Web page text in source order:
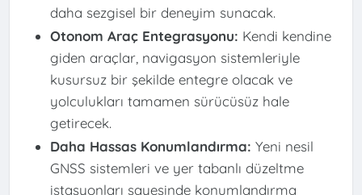
daha sezgisel bir deneyim sunacak.
Otonom Araç Entegrasyonu: Kendi kendine
giden araçlar, navigasyon sistemleriyle
kusursuz bir şekilde entegre olacak ve
yolculukları tamamen sürücüsüz hale
getirecek.
Daha Hassas Konumlandırma: Yeni nesil
GNSS sistemleri ve yer tabanlı düzeltme
istasyonları sayesinde konumlandırma